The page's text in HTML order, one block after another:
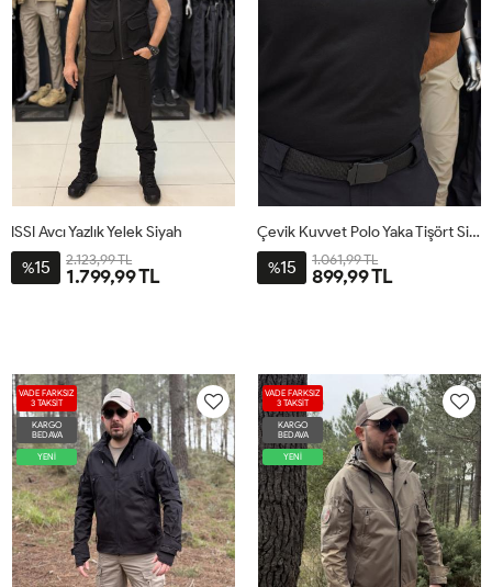
ISSI Avcı Yazlık Yelek Siyah
%15 2.123,99 TL
1.799,99 TL
Çevik Kuvvet Polo Yaka Tişört Siyah
%15 1.061,99 TL
899,99 TL
VADE FARKSIZ
3 TAKSİT
KARGO
BEDAVA
YENİ
VADE FARKSIZ
3 TAKSİT
KARGO
BEDAVA
YENİ